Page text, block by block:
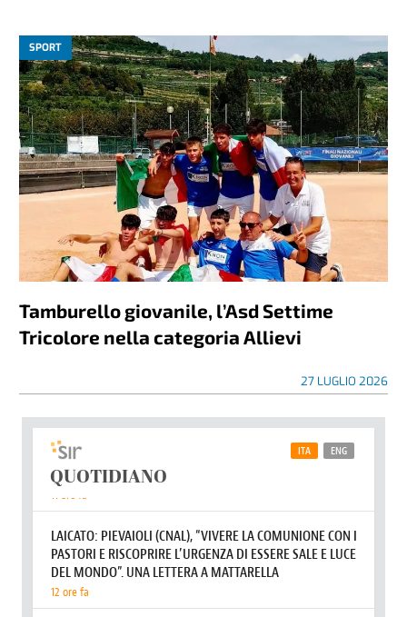
SPORT
Tamburello giovanile, l’Asd Settime
Tricolore nella categoria Allievi
27 LUGLIO 2026